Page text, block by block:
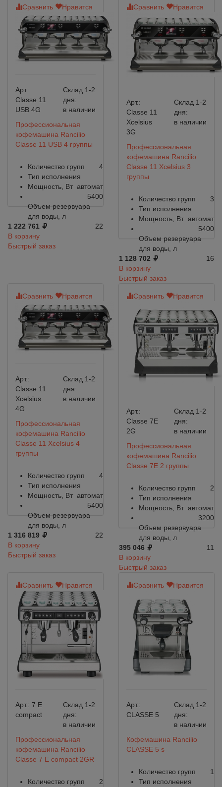
Сравнить Нравится
Арт.:
Classe 11
USB 4G
Склад 1-2
дня:
в наличии
Профессиональная
кофемашина Rancilio
Classe 11 USB 4 группы
Количество групп
4
Тип исполнения
автомат
Мощность, Вт
5400
Объем резервуара
для воды, л
22
1 222 761
В корзину
Быстрый заказ
Сравнить Нравится
Арт.:
Classe 11
Xcelsius
3G
Склад 1-2
дня:
в наличии
Профессиональная
кофемашина Rancilio
Classe 11 Xcelsius 3
группы
Количество групп
3
Тип исполнения
автомат
Мощность, Вт
5400
Объем резервуара
для воды, л
16
1 128 702
В корзину
Быстрый заказ
Сравнить Нравится
Арт.:
Classe 11
Xcelsius
4G
Склад 1-2
дня:
в наличии
Профессиональная
кофемашина Rancilio
Classe 11 Xcelsius 4
группы
Количество групп
4
Тип исполнения
автомат
Мощность, Вт
5400
Объем резервуара
для воды, л
22
1 316 819
В корзину
Быстрый заказ
Сравнить Нравится
Арт.:
Classe 7E
2G
Склад 1-2
дня:
в наличии
Профессиональная
кофемашина Rancilio
Classe 7E 2 группы
Количество групп
2
Тип исполнения
автомат
Мощность, Вт
3200
Объем резервуара
для воды, л
11
395 046
В корзину
Быстрый заказ
Сравнить Нравится
Арт.: 7 E
compact
Склад 1-2
дня:
в наличии
Профессиональная
кофемашина Rancilio
Classe 7 E compact 2GR
Количество групп
2
Сравнить Нравится
Арт.:
CLASSE 5
Склад 1-2
дня:
в наличии
Кофемашина Rancilio
CLASSE 5 s
Количество групп
1
Тип исполнения